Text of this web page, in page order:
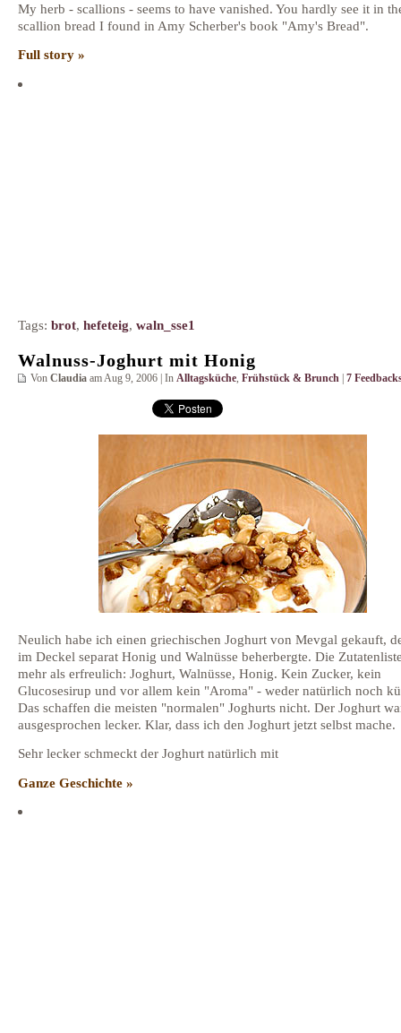
My herb - scallions - seems to have vanished. You hardly see it in
scallion bread I found in Amy Scherber's book "Amy's Bread".
Full story »
Tags: brot, hefeteig, waln_sse1
Walnuss-Joghurt mit Honig
Von Claudia am Aug 9, 2006 | In Alltagsküche Frühstück & Brunch | 7
Neulich habe ich einen griechischen Joghurt von Mevgal gekauft,
im Deckel separat Honig und Walnüsse beherbergte. Die
mehr als erfreulich: Joghurt, Walnüsse, Honig. Kein Zucker, kein
Glucosesirup und vor allem kein "Aroma" - weder natürlich noch
Das schaffen die meisten "normalen" Joghurts nicht. Der Joghurt
ausgesprochen lecker. Klar, dass ich den Joghurt jetzt selbst mache.
Sehr lecker schmeckt der Joghurt natürlich mit
Ganze Geschichte »